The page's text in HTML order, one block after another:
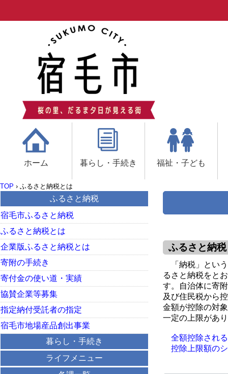
ホーム 暮らし・手続き 福祉・子ども
TOP › ふるさと納税とは
ふるさと納
「納税」という
るさと納税をと
す。自治体に寄
及び住民税から
金額が控除の対
一定の上限があ
全額控除され
控除上限額の
ふるさと納税
宿毛市ふるさと納税
ふるさと納税とは
企業版ふるさと納税とは
寄附の手続き
寄付金の使い道・実績
協賛企業等募集
指定納付受託者の指定
宿毛市地場産品創出事業
暮らし・手続き
ライフメニュー